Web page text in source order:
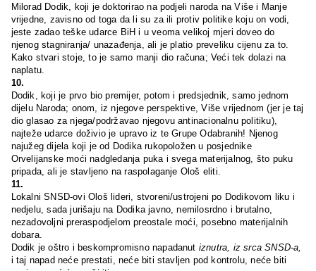
Milorad Dodik, koji je doktorirao na podjeli naroda na Više i Manje
vrijedne, zavisno od toga da li su za ili protiv politike koju on vodi,
jeste zadao teške udarce BiH i u veoma velikoj mjeri doveo do
njenog stagniranja/ unazađenja, ali je platio preveliku cijenu za to.
Kako stvari stoje, to je samo manji dio računa; Veći tek dolazi na
naplatu.
10.
Dodik, koji je prvo bio premijer, potom i predsjednik, samo jednom
dijelu Naroda; onom, iz njegove perspektive, Više vrijednom (jer je taj
dio glasao za njega/podržavao njegovu antinacionalnu politiku),
najteže udarce doživio je upravo iz te Grupe Odabranih! Njenog
najužeg dijela koji je od Dodika rukopoložen u posjednike
Orvelijanske moći nadgledanja puka i svega materijalnog, što puku
pripada, ali je stavljeno na raspolaganje Ološ eliti.
11.
Lokalni SNSD-ovi Ološ lideri, stvoreni/ustrojeni po Dodikovom liku i
nedjelu, sada jurišaju na Dodika javno, nemilosrdno i brutalno,
nezadovoljni preraspodjelom preostale moći, posebno materijalnih
dobara.
Dodik je oštro i beskompromisno napadanut iznutra, iz srca SNSD-a,
i taj napad neće prestati, neće biti stavljen pod kontrolu, neće biti